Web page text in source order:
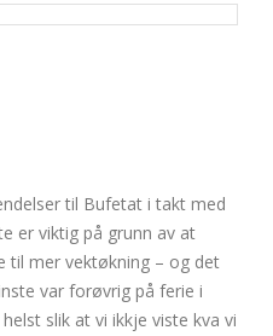
thai
til Bufetat i takt med
er viktig på grunn av at
til mer vektøkning – og det
var forøvrig på ferie i
slik at vi ikkje viste kva vi